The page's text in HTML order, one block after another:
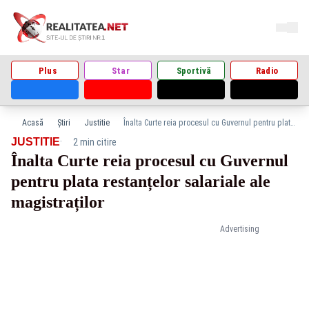
Plus Star Sportivă Radio
Acasă Știri Justitie Înalta Curte reia procesul cu Guvernul pentru plata restanțelor salariale ale magistraților
Advertising
JUSTITIE· 2 min citire
Înalta Curte reia procesul cu Guvernul
pentru plata restanțelor salariale ale
magistraților